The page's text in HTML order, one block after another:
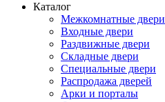
Каталог
Межкомнатные двери
Входные двери
Раздвижные двери
Складные двери
Специальные двери
Распродажа дверей
Арки и порталы